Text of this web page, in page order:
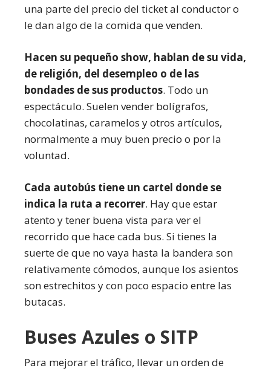
una parte del precio del ticket al conductor o
le dan algo de la comida que venden.
Hacen su pequeño show, hablan de su vida,
de religión, del desempleo o de las
bondades de sus productos. Todo un
espectáculo. Suelen vender bolígrafos,
chocolatinas, caramelos y otros artículos,
normalmente a muy buen precio o por la
voluntad.
Cada autobús tiene un cartel donde se
indica la ruta a recorrer. Hay que estar
atento y tener buena vista para ver el
recorrido que hace cada bus. Si tienes la
suerte de que no vaya hasta la bandera son
relativamente cómodos, aunque los asientos
son estrechitos y con poco espacio entre las
butacas.
Buses Azules o SITP
Para mejorar el tráfico, llevar un orden de